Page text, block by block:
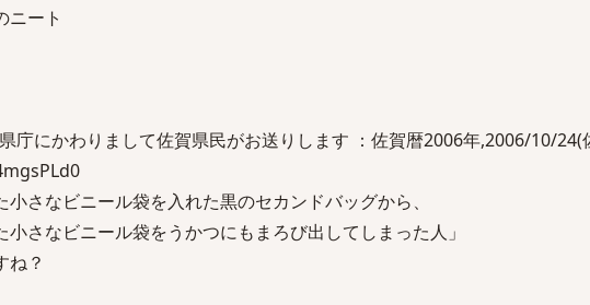
ニート
庁にかわりまして佐賀県民がお送りします ：佐賀暦2006年,2006/10/24(
さなビニール袋を入れた黒のセカンドバッグから、
小さなビニール袋をうかつにもまろび出してしまった人」
ね？